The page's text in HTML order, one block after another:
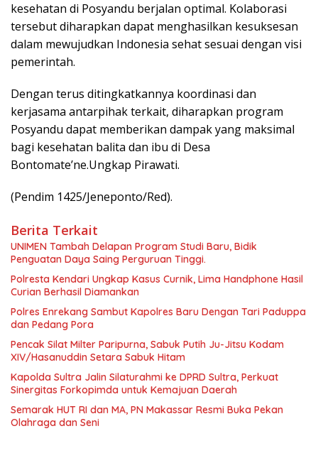
kesehatan di Posyandu berjalan optimal. Kolaborasi
tersebut diharapkan dapat menghasilkan kesuksesan
dalam mewujudkan Indonesia sehat sesuai dengan visi
pemerintah.
Dengan terus ditingkatkannya koordinasi dan
kerjasama antarpihak terkait, diharapkan program
Posyandu dapat memberikan dampak yang maksimal
bagi kesehatan balita dan ibu di Desa
Bontomate’ne.Ungkap Pirawati.
(Pendim 1425/Jeneponto/Red).
Berita Terkait
UNIMEN Tambah Delapan Program Studi Baru, Bidik
Penguatan Daya Saing Perguruan Tinggi.
Polresta Kendari Ungkap Kasus Curnik, Lima Handphone Hasil
Curian Berhasil Diamankan
Polres Enrekang Sambut Kapolres Baru Dengan Tari Paduppa
dan Pedang Pora
Pencak Silat Milter Paripurna, Sabuk Putih Ju-Jitsu Kodam
XIV/Hasanuddin Setara Sabuk Hitam
Kapolda Sultra Jalin Silaturahmi ke DPRD Sultra, Perkuat
Sinergitas Forkopimda untuk Kemajuan Daerah
Semarak HUT RI dan MA, PN Makassar Resmi Buka Pekan
Olahraga dan Seni